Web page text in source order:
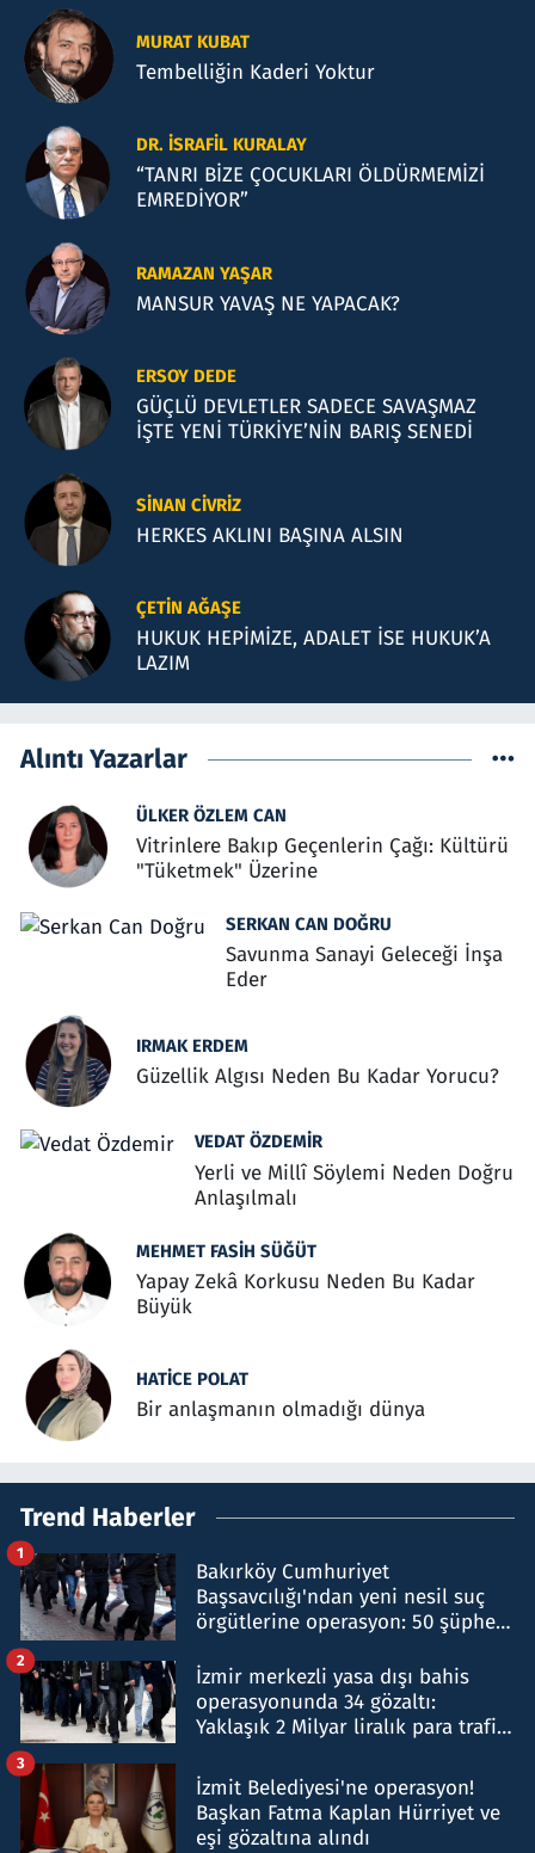
MURAT KUBAT
Tembelliğin Kaderi Yoktur
DR. İSRAFIL KURALAY
“TANRI BİZE ÇOCUKLARI ÖLDÜRMEMİZİ
EMREDİYOR”
RAMAZAN YAŞAR
MANSUR YAVAŞ NE YAPACAK?
ERSOY DEDE
GÜÇLÜ DEVLETLER SADECE SAVAŞMAZ
İŞTE YENİ TÜRKİYE’NİN BARIŞ SENEDİ
SINAN CIVRIZ
HERKES AKLINI BAŞINA ALSIN
ÇETIN AĞAŞE
HUKUK HEPİMİZE, ADALET İSE HUKUK’A
LAZIM
Alıntı Yazarlar
ÜLKER ÖZLEM CAN
Vitrinlere Bakıp Geçenlerin Çağı: Kültürü
"Tüketmek" Üzerine
SERKAN CAN DOĞRU
Savunma Sanayi Geleceği İnşa
Eder
IRMAK ERDEM
Güzellik Algısı Neden Bu Kadar Yorucu?
VEDAT ÖZDEMIR
Yerli ve Millî Söylemi Neden Doğru
Anlaşılmalı
MEHMET FASIH SÜĞÜT
Yapay Zekâ Korkusu Neden Bu Kadar
Büyük
HATICE POLAT
Bir anlaşmanın olmadığı dünya
Trend Haberler
Bakırköy Cumhuriyet
Başsavcılığı'ndan yeni nesil suç
örgütlerine operasyon: 50 şüpheli
1
İzmir merkezli yasa dışı bahis
operasyonunda 34 gözaltı:
Yaklaşık 2 Milyar liralık para trafiği
2
İzmit Belediyesi'ne operasyon!
Başkan Fatma Kaplan Hürriyet ve
eşi gözaltına alındı
3